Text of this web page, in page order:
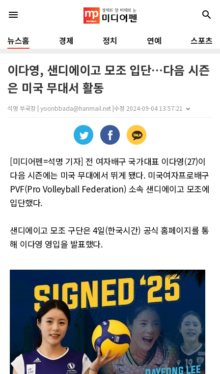
menu search
뉴스홈 경제 정치 연예 스포츠
이다영, 샌디에이고 모조 입단…다음 시즌
은 미국 무대서 활동
석명 부국장 | yoonbbada@hanmail.net |수정 2024-09-04 13:57:21
[미디어펜=석명 기자] 전 여자배구 국가대표 이다영(27)이
다음 시즌에는 미국 무대에서 뛰게 됐다. 미국여자프로배구
PVF(Pro Volleyball Federation) 소속 샌디에이고 모조에
입단했다.
샌디에이고 모조 구단은 4일(한국시간) 공식 홈페이지를 통
해 이다영 영입을 발표했다.